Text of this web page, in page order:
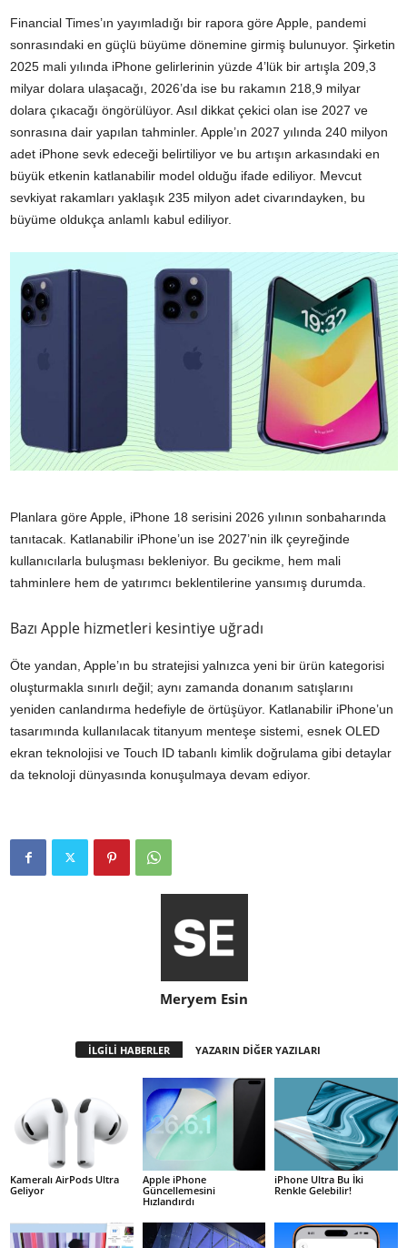
Financial Times’ın yayımladığı bir rapora göre Apple, pandemi
sonrasındaki en güçlü büyüme dönemine girmiş bulunuyor. Şirketin
2025 mali yılında iPhone gelirlerinin yüzde 4’lük bir artışla 209,3
milyar dolara ulaşacağı, 2026’da ise bu rakamın 218,9 milyar
dolara çıkacağı öngörülüyor. Asıl dikkat çekici olan ise 2027 ve
sonrasına dair yapılan tahminler. Apple’ın 2027 yılında 240 milyon
adet iPhone sevk edeceği belirtiliyor ve bu artışın arkasındaki en
büyük etkenin katlanabilir model olduğu ifade ediliyor. Mevcut
sevkiyat rakamları yaklaşık 235 milyon adet civarındayken, bu
büyüme oldukça anlamlı kabul ediliyor.
Planlara göre Apple, iPhone 18 serisini 2026 yılının sonbaharında
tanıtacak. Katlanabilir iPhone’un ise 2027’nin ilk çeyreğinde
kullanıcılarla buluşması bekleniyor. Bu gecikme, hem mali
tahminlere hem de yatırımcı beklentilerine yansımış durumda.
Bazı Apple hizmetleri kesintiye uğradı
Öte yandan, Apple’ın bu stratejisi yalnızca yeni bir ürün kategorisi
oluşturmakla sınırlı değil; aynı zamanda donanım satışlarını
yeniden canlandırma hedefiyle de örtüşüyor. Katlanabilir iPhone’un
tasarımında kullanılacak titanyum menteşe sistemi, esnek OLED
ekran teknolojisi ve Touch ID tabanlı kimlik doğrulama gibi detaylar
da teknoloji dünyasında konuşulmaya devam ediyor.
Meryem Esin
İLGİLİ HABERLER YAZARIN DİĞER YAZILARI
Kameralı AirPods Ultra
Geliyor
Apple iPhone
Güncellemesini
Hızlandırdı
iPhone Ultra Bu İki
Renkle Gelebilir!